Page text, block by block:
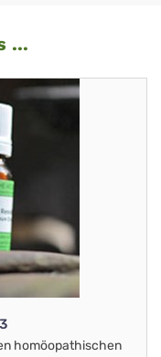
...
homöopathischen